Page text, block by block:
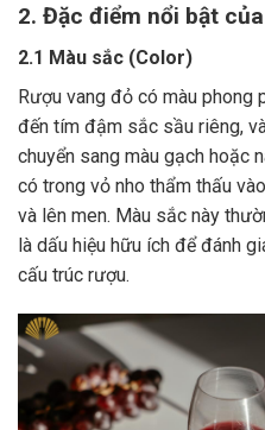
2. Đặc điểm nổi bật
2.1 Màu sắc (Color)
Rượu vang đỏ có màu phong
đến tím đậm sắc sầu riêng,
chuyển sang màu gạch hoặc
có trong vỏ nho thẩm thấu
và lên men. Màu sắc này
là dấu hiệu hữu ích để đánh
cấu trúc rượu.